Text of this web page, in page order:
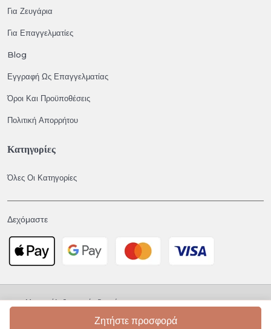
Για Ζευγάρια
Για Επαγγελματίες
Blog
Εγγραφή Ως Επαγγελματίας
Όροι Και Προϋποθέσεις
Πολιτική Απορρήτου
Κατηγορίες
Όλες Οι Κατηγορίες
Δεχόμαστε
Με επιφύλαξη παντός δικαιώματος © 2026 - The Wedding Experts
Απόρρητο Όροι
Ζητήστε προσφορά